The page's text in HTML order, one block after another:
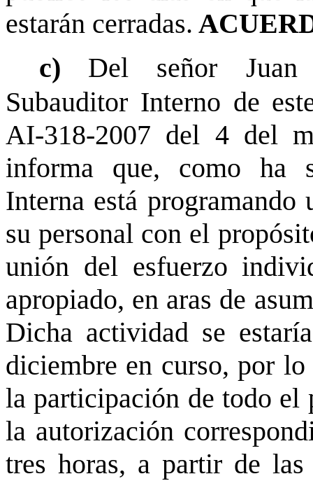
estarán cerradas.
c)
Del señor Juan
Subauditor Interno de
AI-318-2007 del 4 del
informa que, como ha
Interna está
su personal con el
unión del esfuerzo
apropiado, en aras de
Dicha actividad se
diciembre en curso, por
la participación de todo
la autorización
tres horas, a partir de las